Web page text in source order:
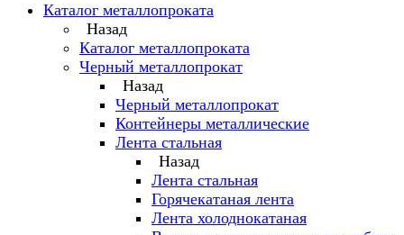
Каталог металлопроката
Назад
Каталог металлопроката
Черный металлопрокат
Назад
Черный металлопрокат
Контейнеры металлические
Лента стальная
Назад
Лента стальная
Горячекатаная лента
Лента холоднокатаная